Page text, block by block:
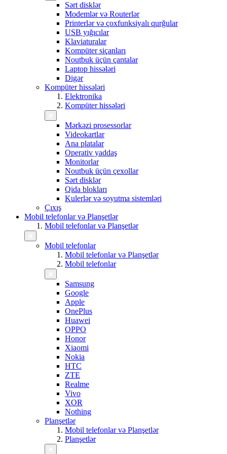
Sərt disklər
Modemlər və Routerlər
Printerlər və çoxfunksiyalı qurğular
USB yığıcılar
Klaviaturalar
Kompüter siçanları
Noutbuk üçün çantalar
Laptop hissələri
Digər
Kompüter hissələri
Elektronika
Kompüter hissələri
Mərkəzi prosessorlar
Videokartlar
Ana platalar
Operativ yaddaş
Monitorlar
Noutbuk üçün çexollar
Sərt disklər
Qida blokları
Kulerlər və soyutma sistemləri
Çıxış
Mobil telefonlar və Planşetlər
Mobil telefonlar və Planşetlər
Mobil telefonlar
Mobil telefonlar və Planşetlər
Mobil telefonlar
Samsung
Google
Apple
OnePlus
Huawei
OPPO
Honor
Xiaomi
Nokia
HTC
ZTE
Realme
Vivo
XOR
Nothing
Planşetlər
Mobil telefonlar və Planşetlər
Planşetlər